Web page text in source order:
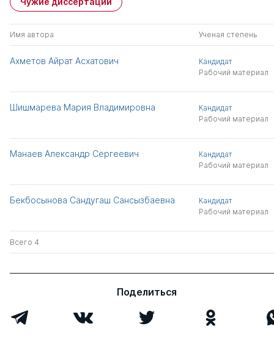
Имя автора Ученая степень
Ахметов Айрат Асхатович
Кандидат
Рабочий материал
Шишмарева Мария Владимировна
Кандидат
Рабочий материал
Манаев Александр Сергеевич
Кандидат
Рабочий материал
Бекбосынова Сандугаш Сансызбаевна
Кандидат
Рабочий материал
Всего 4
Поделиться